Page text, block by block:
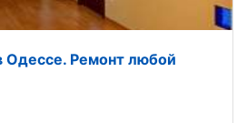
Одессе. Ремонт любой